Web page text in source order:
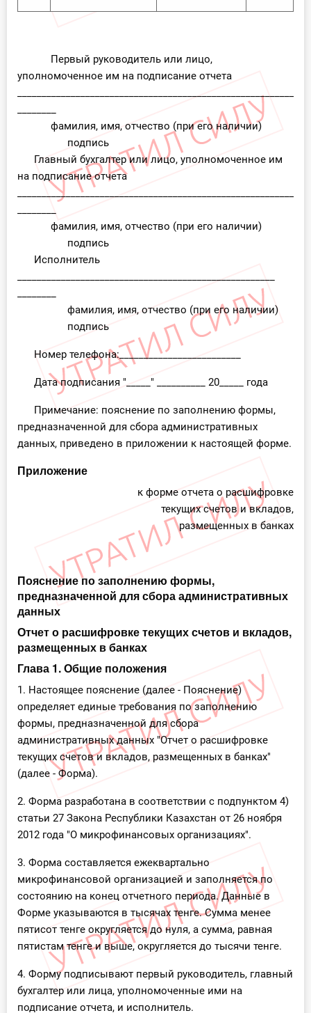
Первый руководитель или лицо,
уполномоченное им на подписание отчета
фамилия, имя, отчество (при его наличии)
подпись
Главный бухгалтер или лицо, уполномоченное им
на подписание отчета
фамилия, имя, отчество (при его наличии)
подпись
Исполнитель
фамилия, имя, отчество (при его наличии)
подпись
Номер телефона:_________________________
Дата подписания "_____" __________ 20_____ года
Примечание: пояснение по заполнению формы,
предназначенной для сбора административных
данных, приведено в приложении к настоящей форме.
Приложение
к форме отчета о расшифровке
текущих счетов и вкладов,
размещенных в банках
Пояснение по заполнению формы,
предназначенной для сбора административных
данных
Отчет о расшифровке текущих счетов и вкладов,
размещенных в банках
Глава 1. Общие положения
1. Настоящее пояснение (далее - Пояснение)
определяет единые требования по заполнению
формы, предназначенной для сбора
административных данных "Отчет о расшифровке
текущих счетов и вкладов, размещенных в банках"
(далее - Форма).
2. Форма разработана в соответствии с подпунктом 4)
статьи 27 Закона Республики Казахстан от 26 ноября
2012 года "О микрофинансовых организациях".
3. Форма составляется ежеквартально
микрофинансовой организацией и заполняется по
состоянию на конец отчетного периода. Данные в
Форме указываются в тысячах тенге. Сумма менее
пятисот тенге округляется до нуля, а сумма, равная
пятистам тенге и выше, округляется до тысячи тенге.
4. Форму подписывают первый руководитель, главный
бухгалтер или лица, уполномоченные ими на
подписание отчета, и исполнитель.